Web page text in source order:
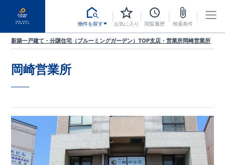
物件を探す お気に入り 閲覧履歴 検索条件
新築一戸建て・分譲住宅（ブルーミングガーデン）TOP支店・営業所岡崎営業所
岡崎営業所